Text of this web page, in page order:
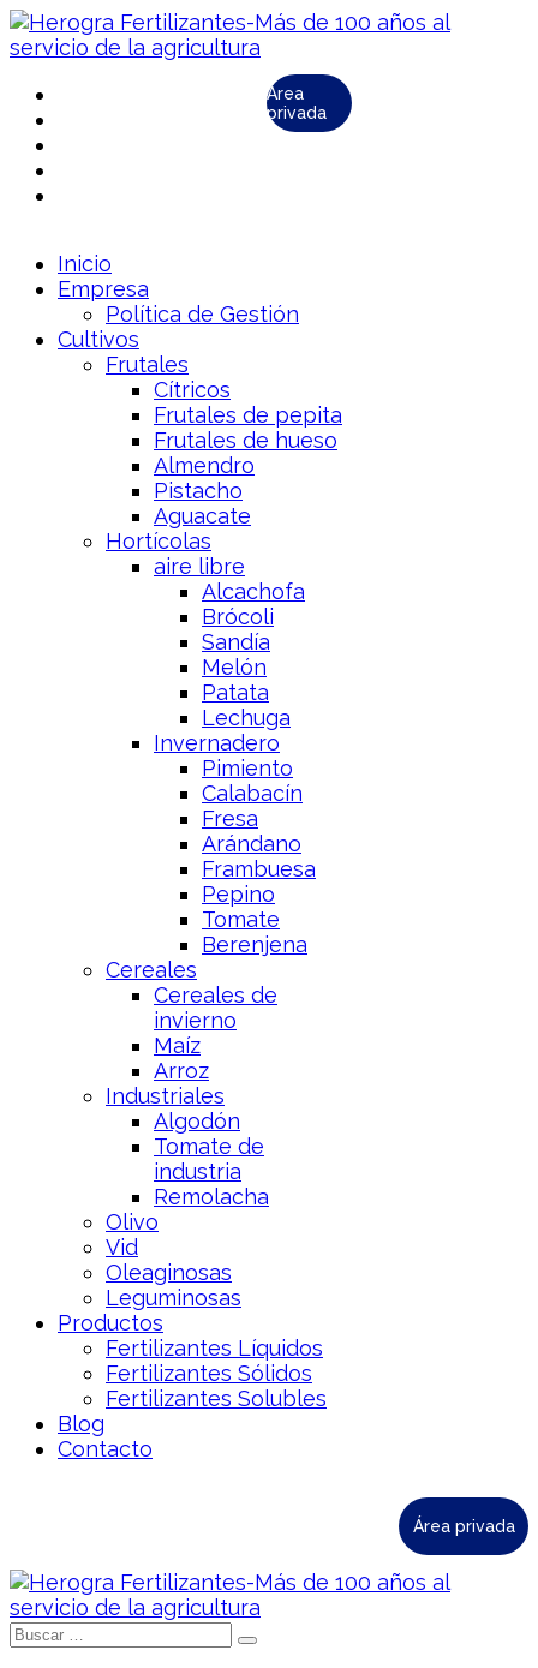
Área
privada
Inicio
Empresa
Política de Gestión
Cultivos
Frutales
Cítricos
Frutales de pepita
Frutales de hueso
Almendro
Pistacho
Aguacate
Hortícolas
aire libre
Alcachofa
Brócoli
Sandía
Melón
Patata
Lechuga
Invernadero
Pimiento
Calabacín
Fresa
Arándano
Frambuesa
Pepino
Tomate
Berenjena
Cereales
Cereales de
invierno
Maíz
Arroz
Industriales
Algodón
Tomate de
industria
Remolacha
Olivo
Vid
Oleaginosas
Leguminosas
Productos
Fertilizantes Líquidos
Fertilizantes Sólidos
Fertilizantes Solubles
Blog
Contacto
Área privada